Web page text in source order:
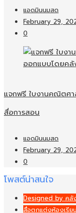
แอดมินนมสด
February 29,
0
แจกฟรี ใบงานคณิตศา
สื่อการสอน
แอดมินนมสด
February 29,
0
โพสต์น่าสนใจ
Designed by คลั
สื่อตกแต่งห้องเรียน